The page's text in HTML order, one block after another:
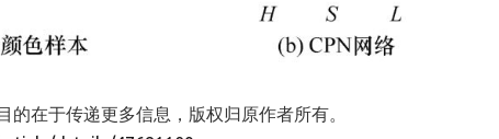
的在于传递更多信息，版权归原作者所有。